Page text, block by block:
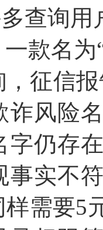
查询用
款名
，征信
诈风险
字仍存
事实不
需要5